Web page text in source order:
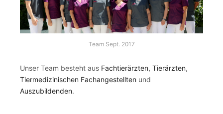
Team Sept. 2017
Unser Team besteht aus Fachtierärzten, Tierärzten,
Tiermedizinischen Fachangestellten und
Auszubildenden.